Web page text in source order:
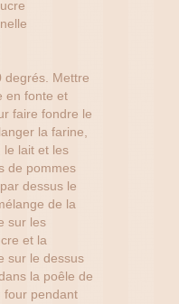
degrés. Mettre
en fonte et
faire fondre le
la farine,
le lait et les
de pommes
dessus le
de la
sur les
et la
sur le dessus
la poêle de
four pendant